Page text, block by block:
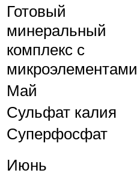
Готовый
минеральный
комплекс с
микроэлементами
Май
Сульфат калия
Суперфосфат
Июнь